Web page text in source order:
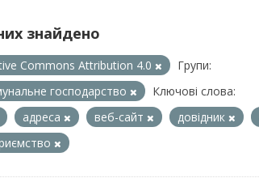
знайдено
Commons Attribution 4.0
Групи:
господарство
Ключові слова:
адреса веб-сайт довідник